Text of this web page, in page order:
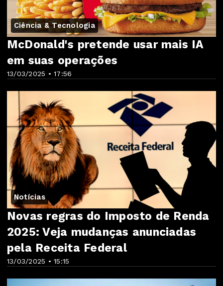
Ciência & Tecnologia
13/03/2025 • 17:56
McDonald's pretende usar mais IA
em suas operações
Notícias
13/03/2025 • 15:15
Novas regras do Imposto de Renda
2025: Veja mudanças anunciadas
pela Receita Federal